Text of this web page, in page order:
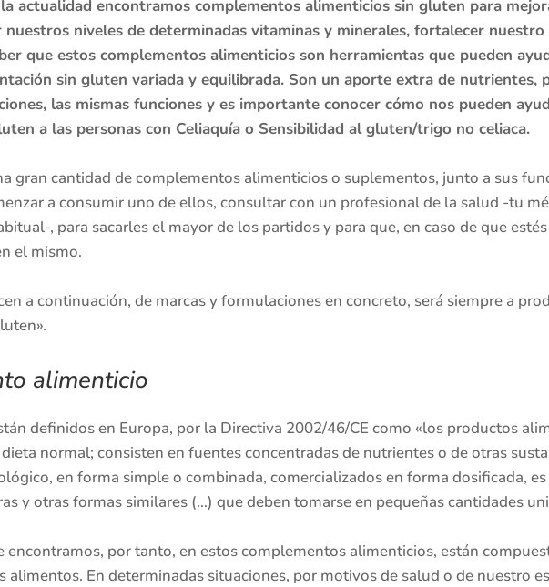
actualidad encontramos complementos alimenticios sin gluten para
niveles de determinadas vitaminas y minerales, fortalecer nuestro
que estos complementos alimenticios son herramientas que pueden
sin gluten variada y equilibrada. Son un aporte extra de nutrientes,
las mismas funciones y es importante conocer cómo nos pueden
a las personas con Celiaquía o Sensibilidad al gluten/trigo no celiaca.
gran cantidad de complementos alimenticios o suplementos, junto a sus
a consumir uno de ellos, consultar con un profesional de la salud -tu
, para sacarles el mayor de los partidos y para que, en caso de que
el mismo.
a continuación, de marcas y formulaciones en concreto, será siempre a
alimenticio
definidos en Europa, por la Directiva 2002/46/CE como «los productos
normal; consisten en fuentes concentradas de nutrientes o de otras
en forma simple o combinada, comercializados en forma dosificada, es
y otras formas similares (…) que deben tomarse en pequeñas cantidades
encontramos, por tanto, en estos complementos alimenticios, están
En determinadas situaciones, por motivos de salud o de nuestro